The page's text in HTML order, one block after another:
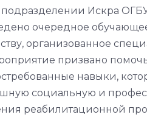
подразделении Искра
очередное
организованное
призвано
навыки,
социальную и
реабилитационной